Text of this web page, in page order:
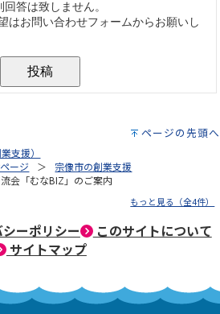
ページの先頭へ
支援）
ージ
宗像市の創業支援
会「むなBIZ」のご案内
もっと見る（全4件）
ーポリシー
このサイトについて
サイトマップ